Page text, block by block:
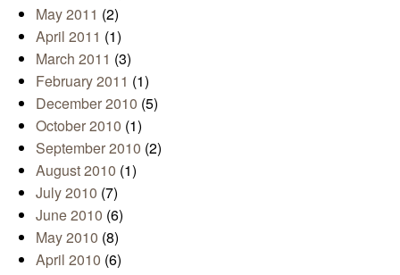
May 2011 (2)
April 2011 (1)
March 2011 (3)
February 2011 (1)
December 2010 (5)
October 2010 (1)
September 2010 (2)
August 2010 (1)
July 2010 (7)
June 2010 (6)
May 2010 (8)
April 2010 (6)